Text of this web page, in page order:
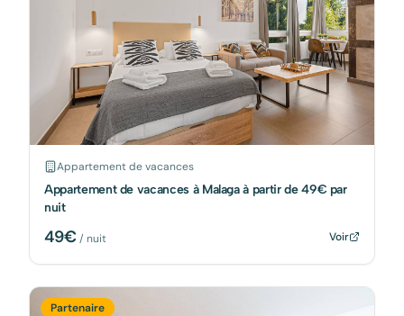
Appartement de vacances
Appartement de vacances à Malaga à partir de 49€ par
nuit
49€/ nuit Voir
Partenaire